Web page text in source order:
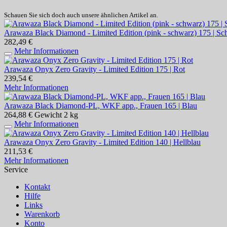
Schauen Sie sich doch auch unsere ähnlichen Artikel an.
Arawaza Black Diamond - Limited Edition (pink - schwarz) 175 |
282,49 €
Mehr Informationen
Arawaza Onyx Zero Gravity - Limited Edition 175 | Rot
239,54 €
Mehr Informationen
Arawaza Black Diamond-PL, WKF app., Frauen 165 | Blau
264,88 € Gewicht 2 kg
Mehr Informationen
Arawaza Onyx Zero Gravity - Limited Edition 140 | Hellblau
211,53 €
Mehr Informationen
Service
Kontakt
Hilfe
Links
Warenkorb
Konto